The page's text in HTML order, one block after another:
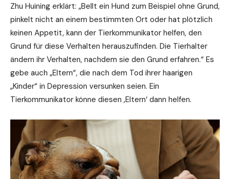
Zhu Huining erklärt: „Bellt ein Hund zum Beispiel ohne Grund,
pinkelt nicht an einem bestimmten Ort oder hat plötzlich
keinen Appetit, kann der Tierkommunikator helfen, den
Grund für diese Verhalten herauszufinden. Die Tierhalter
ändern ihr Verhalten, nachdem sie den Grund erfahren.“ Es
gebe auch „Eltern“, die nach dem Tod ihrer haarigen
„Kinder“ in Depression versunken seien. Ein
Tierkommunikator könne diesen ‚Eltern‘ dann helfen.